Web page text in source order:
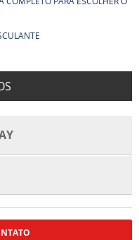
PARA CONFORTO E
COM ESTILO E